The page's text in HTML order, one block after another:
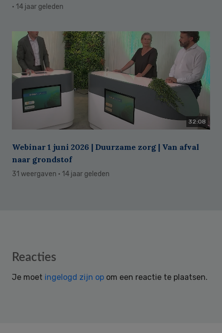
· 14 jaar geleden
32:08
Webinar 1 juni 2026 | Duurzame zorg | Van afval
naar grondstof
31 weergaven · 14 jaar geleden
Reader
Reacties
Je moet ingelogd zijn op om een reactie te plaatsen.